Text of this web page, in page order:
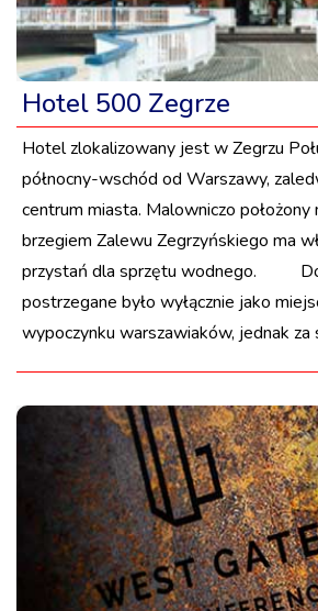
Hotel 500 Zegrze
Hotel zlokalizowany jest w Zegrzu
północny-wschód od Warszawy,
centrum miasta. Malowniczo położony
brzegiem Zalewu Zegrzyńskiego ma
przystań dla sprzętu wodnego. Do
postrzegane było wyłącznie jako
wypoczynku warszawiaków, jednak za